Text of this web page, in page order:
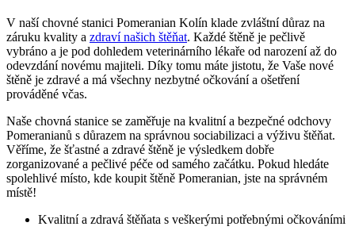
V ⁢naší chovné ​stanici Pomeranian Kolín klade zvláštní důraz na
záruku ​kvality ⁣a zdraví našich štěňat. Každé štěně⁢ je pečlivě
vybráno a je pod dohledem veterinárního lékaře od⁣ narození až do
odevzdání novému majiteli. ⁤Díky ⁣tomu máte jistotu, že Vaše​ nové
štěně je zdravé‌ a má všechny nezbytné očkování a ošetření‍
prováděné včas.
Naše chovná ‌stanice ‍se zaměřuje‌ na kvalitní ​a ‌bezpečné odchovy
Pomeranianů s důrazem⁤ na správnou ⁤sociabilizaci⁤ a​ výživu​ štěňat.
Věříme,​ že ⁢šťastné a zdravé ‍štěně je výsledkem dobře
zorganizované a⁢ pečlivé péče od samého začátku. Pokud hledáte
spolehlivé místo, kde koupit štěně Pomeranian, jste na správném
místě!
Kvalitní a zdravá štěňata s veškerými potřebnými očkováními